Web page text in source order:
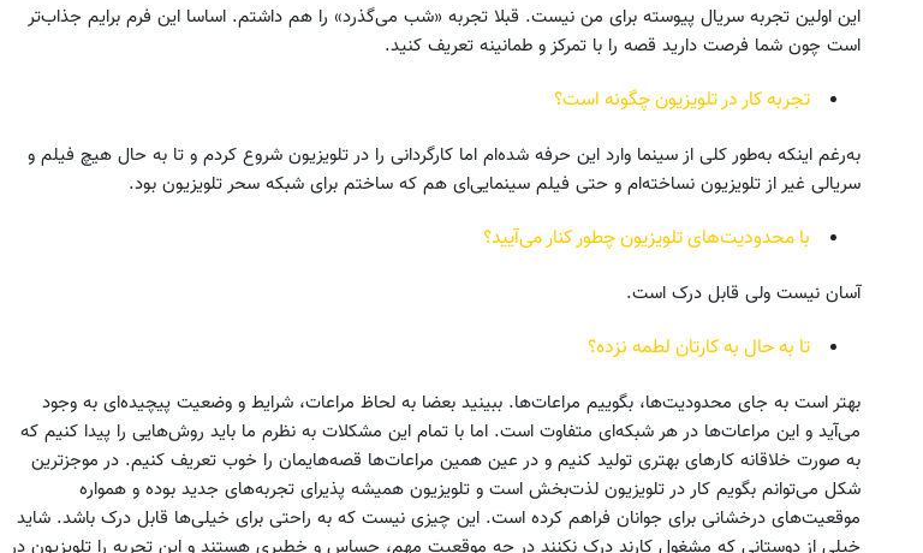
این اولین تجربه سریال پیوسته برای من نیست. قبلا تجربه «شب می‌گذرد» را هم داشتم. اساسا این فرم برایم جذاب‌تر
است چون شما فرصت دارید قصه را با تمرکز و طمانینه تعریف کنید.
تجربه کار در تلویزیون چگونه است؟
به‌رغم اینکه به‌طور کلی از سینما وارد این حرفه شده‌ام اما کارگردانی را در تلویزیون شروع کردم و تا به حال هیچ فیلم و
سریالی غیر از تلویزیون نساخته‌ام و حتی فیلم سینمایی‌ای هم که ساختم برای شبکه سحر تلویزیون بود.
با محدودیت‌های تلویزیون چطور کنار می‌آیید؟
آسان نیست ولی قابل درک است.
تا به حال به کارتان لطمه نزده؟
بهتر است به جای محدودیت‌ها، بگوییم مراعات‌ها. ببینید بعضا به لحاظ مراعات، شرایط و وضعیت پیچیده‌ای به وجود
می‌آید و این مراعات‌ها در هر شبکه‌ای متفاوت است. اما با تمام این مشکلات به نظرم ما باید روش‌هایی را پیدا کنیم که
به صورت خلاقانه کارهای بهتری تولید کنیم و در عین همین مراعات‌ها قصه‌هایمان را خوب تعریف کنیم. در موجزترین
شکل می‌توانم بگویم کار در تلویزیون لذت‌بخش است و تلویزیون همیشه پذیرای تجربه‌های جدید بوده و همواره
موقعیت‌های درخشانی برای جوانان فراهم کرده است. این چیزی نیست که به راحتی برای خیلی‌ها قابل درک باشد. شاید
خیلی از دوستانی که مشغول کارند درک نکنند در چه موقعیت مهم، حساس و خطیری هستند و این تجربه را تلویزیون در